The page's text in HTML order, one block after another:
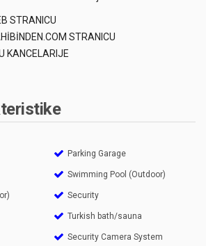
STRANICU
STRANICU
KANCELARIJE
Parking Garage
Swimming Pool (Outdoor)
Security
Turkish bath/sauna
Security Camera System